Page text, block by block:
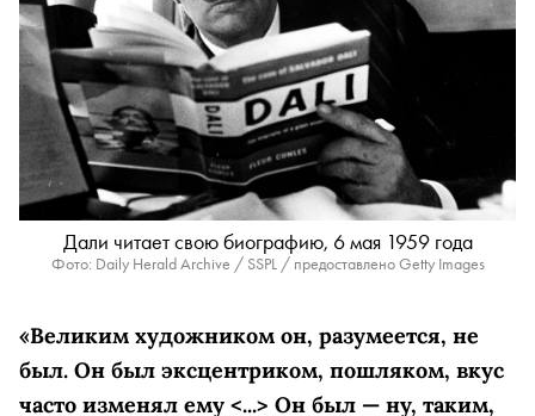
Дали читает свою биографию, 6 мая 1959 года
Фото: Daily Herald Archive / SSPL / предоставлено Getty Images
«Великим художником он, разумеется, не
был. Он был эксцентриком, пошляком, вкус
часто изменял ему <...> Он был — ну, таким,